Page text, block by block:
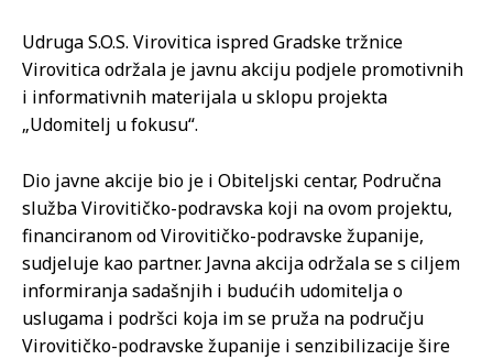
Udruga S.O.S. Virovitica ispred Gradske tržnice
Virovitica održala je javnu akciju podjele promotivnih
i informativnih materijala u sklopu projekta
„Udomitelj u fokusu“.
Dio javne akcije bio je i Obiteljski centar, Područna
služba Virovitičko-podravska koji na ovom projektu,
financiranom od Virovitičko-podravske županije,
sudjeluje kao partner. Javna akcija održala se s ciljem
informiranja sadašnjih i budućih udomitelja o
uslugama i podršci koja im se pruža na području
Virovitičko-podravske županije i senzibilizacije šire